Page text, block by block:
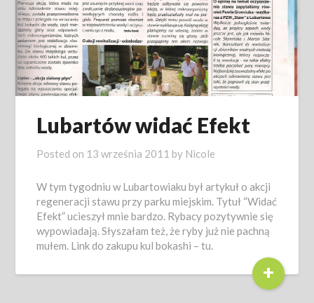
Lubartów widać Efekt
Posted on 13 września 2011 by Nicole
W tym tygodniu w Lubartowiaku był artykuł o akcji
regeneracji stawu przy parku miejskim. Tytuł “Widać
Efekt” ucieszył mnie bardzo. Rybacy pozytywnie się
wypowiadają. Słyszałam też, że ryby już nie pachną
mułem. Link do zakupu kul bokashi – tu.
+